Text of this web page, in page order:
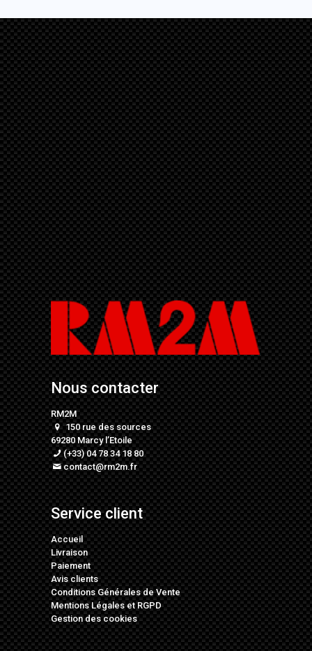
Nous contacter
RM2M
150 rue des sources
69280 Marcy l’Etoile
(+33) 04 78 34 18 80
contact@rm2m.fr
Service client
Accueil
Livraison
Paiement
Avis clients
Conditions Générales de Vente
Mentions LégalesetRGPD
Gestion des cookies